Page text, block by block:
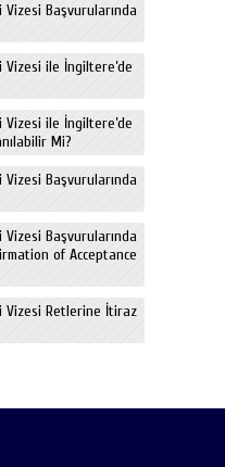
Başvurularında
ile İngiltere’de
ile İngiltere’de
Mi?
Başvurularında
Başvurularında
of Acceptance
Vizesi Retlerine İtiraz